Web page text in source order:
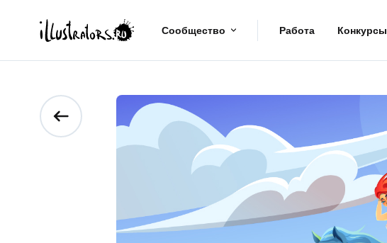
Сообщество Работа Конкурсы